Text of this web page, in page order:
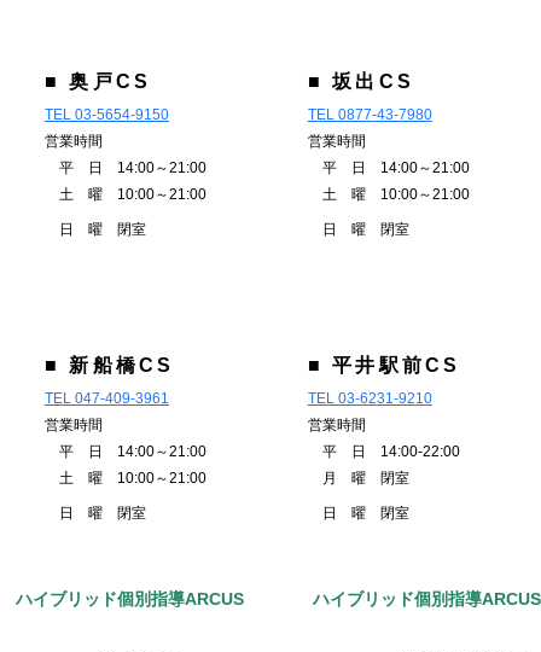
■ 奥戸CS
TEL 03-5654-9150
営業時間
平 日 14:00～21:00
土 曜 10:00～21:00
日 曜 閉室
■ 坂出CS
TEL 0877-43-7980
営業時間
平 日 14:00～21:00
土 曜 10:00～21:00
日 曜 閉室
■ 新船橋CS
TEL 047-409-3961
営業時間
平 日 14:00～21:00
土 曜 10:00～21:00
日 曜 閉室
■ 平井駅前CS
TEL 03-6231-9210
営業時間
平 日 14:00-22:00
月 曜 閉室
日 曜 閉室
ハイブリッド個別指導ARCUS ハイブリッド個別指導ARCUS